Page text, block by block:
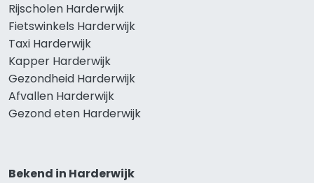
Rijscholen Harderwijk
Fietswinkels Harderwijk
Taxi Harderwijk
Kapper Harderwijk
Gezondheid Harderwijk
Afvallen Harderwijk
Gezond eten Harderwijk
Bekend in Harderwijk